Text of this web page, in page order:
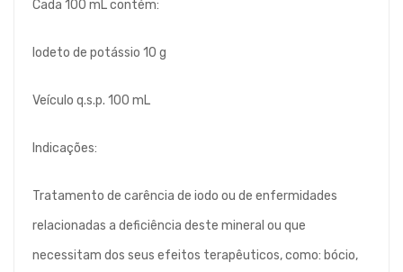
Cada 100 mL contém:
Iodeto de potássio 10 g
Veículo q.s.p. 100 mL
Indicações:
Tratamento de carência de iodo ou de enfermidades
relacionadas a deficiência deste mineral ou que
necessitam dos seus efeitos terapêuticos, como: bócio,